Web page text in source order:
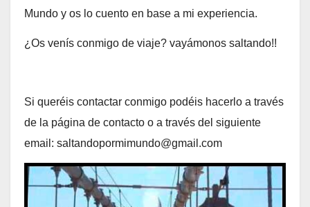
Mundo y os lo cuento en base a mi experiencia.
¿Os venís conmigo de viaje? vayámonos saltando!!
Si queréis contactar conmigo podéis hacerlo a través
de la página de contacto o a través del siguiente
email: saltandopormimundo@gmail.com